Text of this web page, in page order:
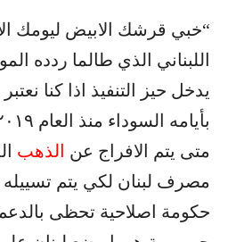
“خبي قرشك الابيض ليومك
اللبناني الذي طالما ردده
يدخل حيز التنفيذ اذا كنا
متى يتم الافراج عن الذهب
مصرف لبنان لكي يتم
حكومة اصلاحية تحظى